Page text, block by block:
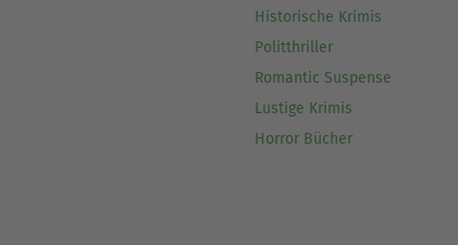
Historische Krimis
Politthriller
Romantic Suspense
Lustige Krimis
Horror Bücher